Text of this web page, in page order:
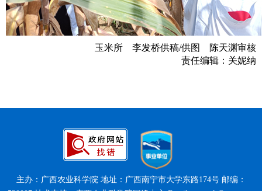
玉米所 李发桥供稿/供图 陈天渊审核
责任编辑：关妮纳
主办：广西农业科学院 地址：广西南宁市大学东路174号 邮编：